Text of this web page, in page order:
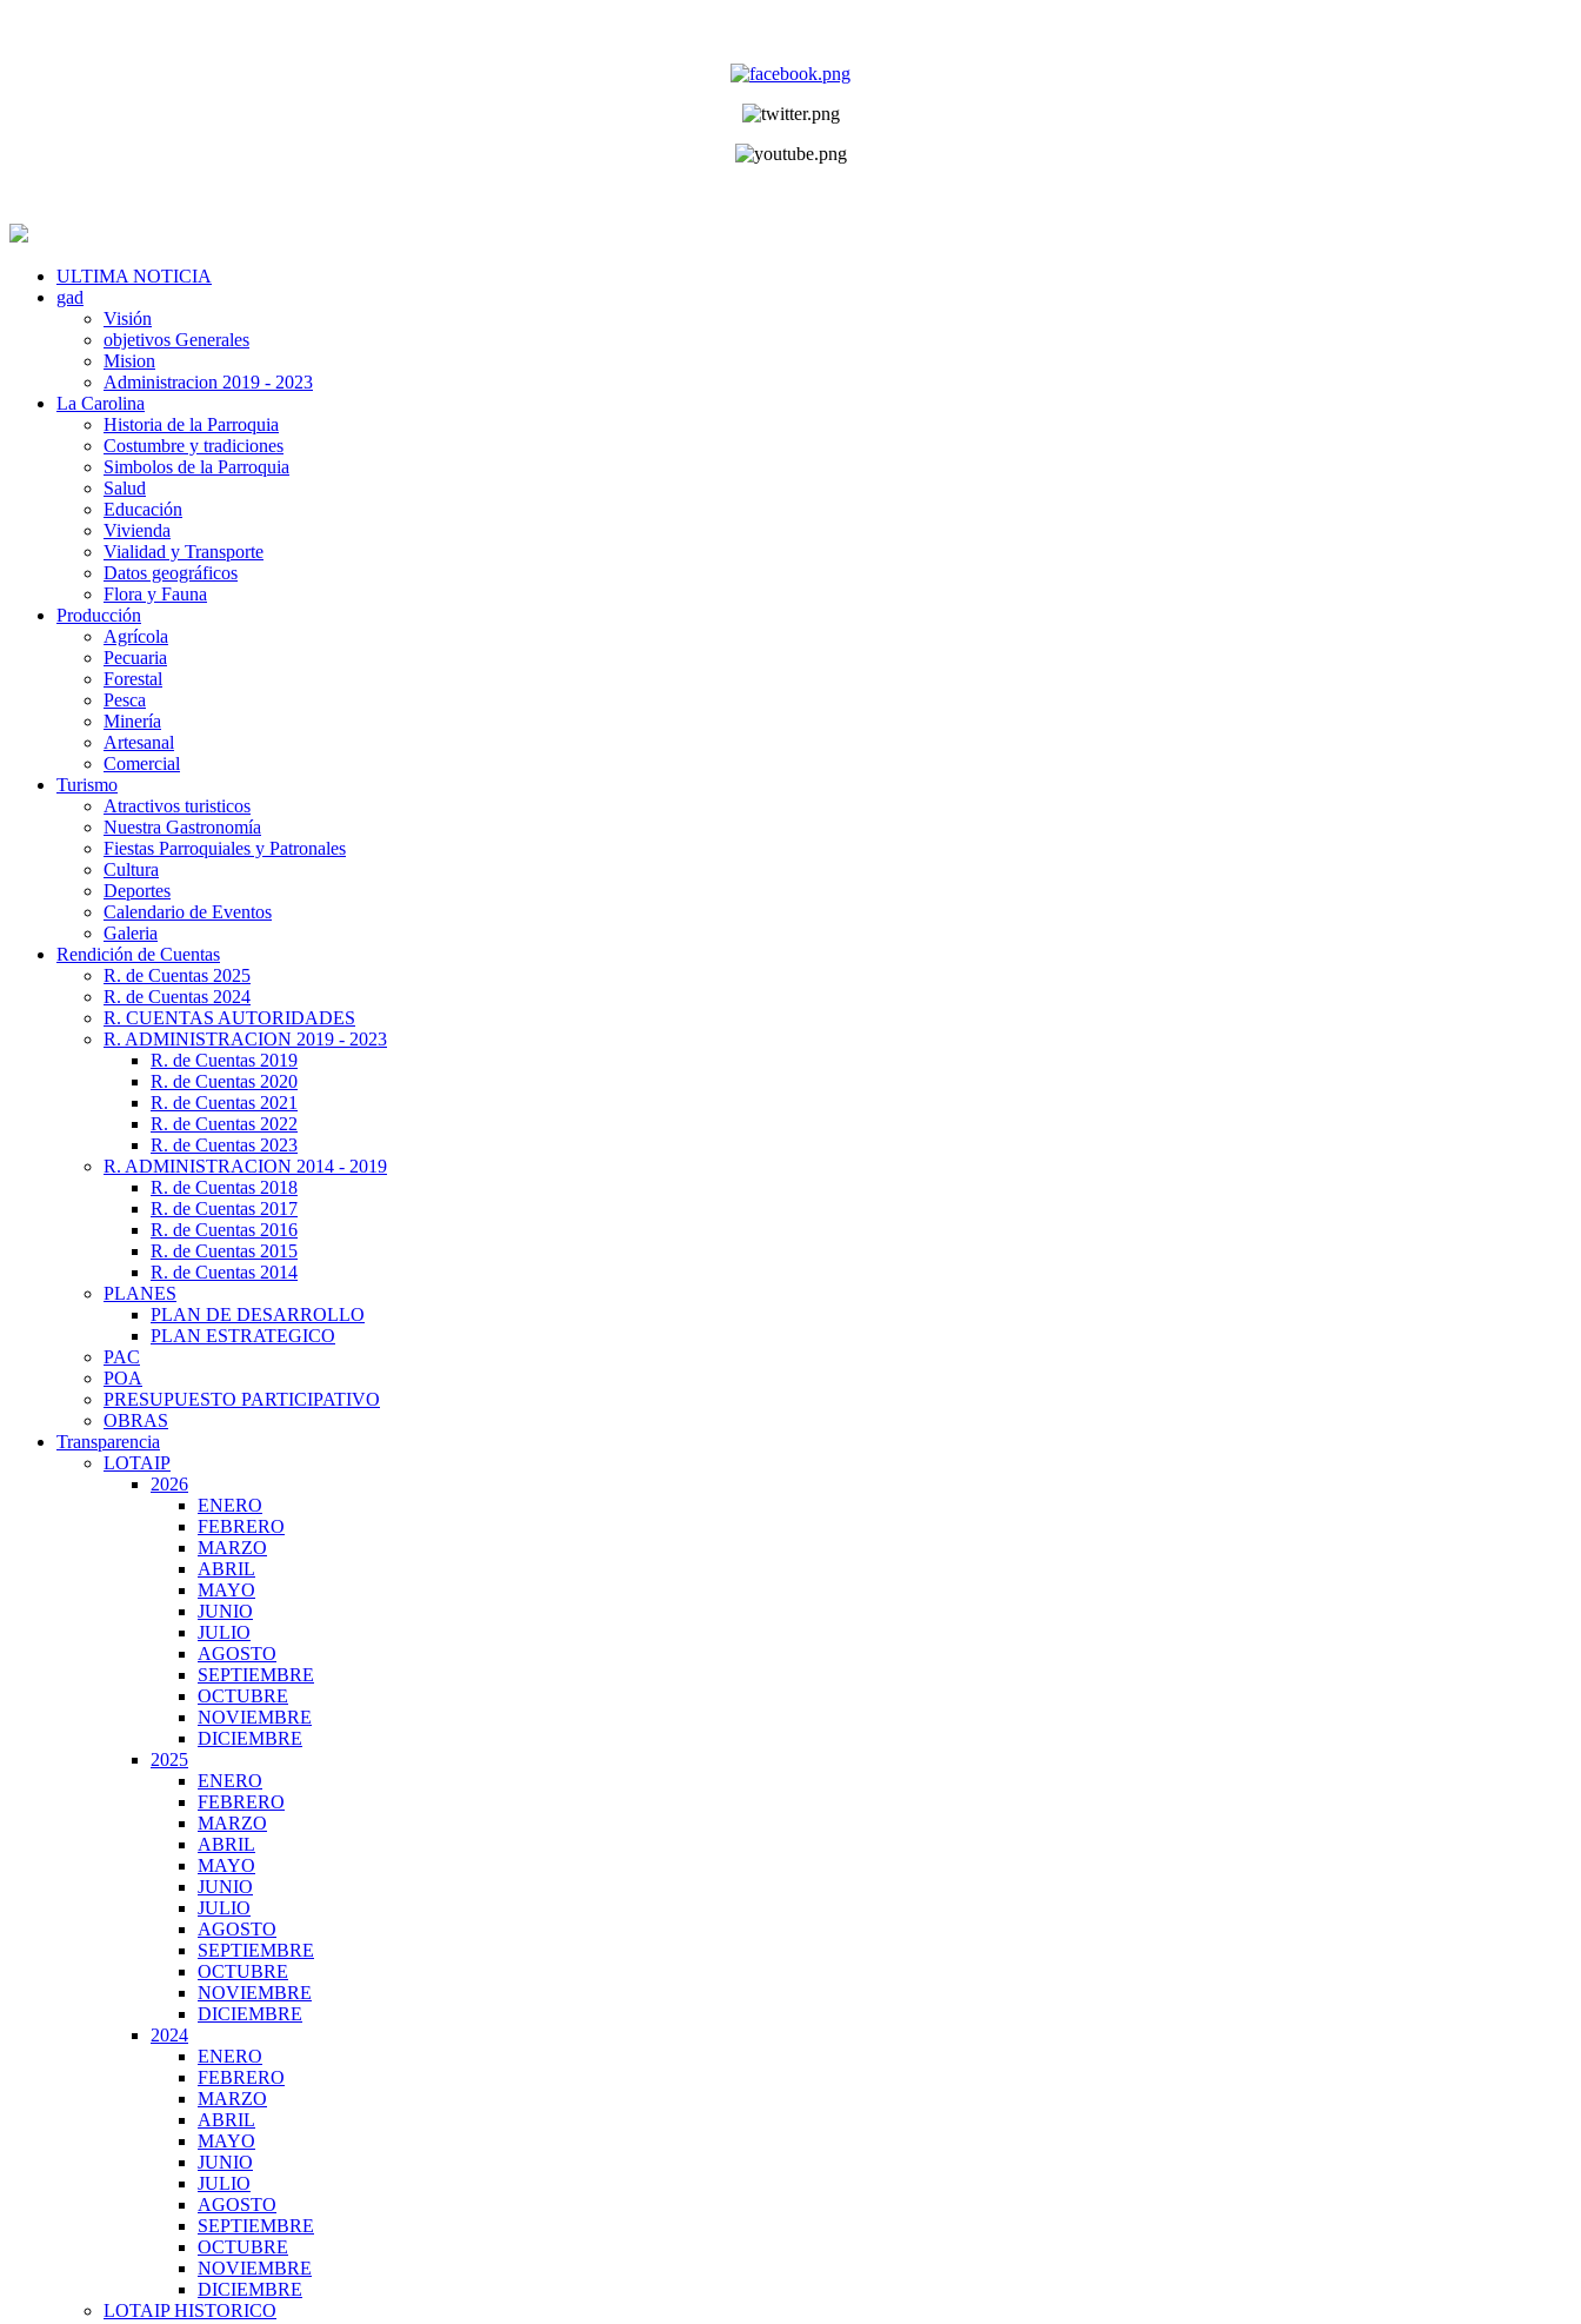
ULTIMA NOTICIA
gad
Visión
objetivos Generales
Mision
Administracion 2019 - 2023
La Carolina
Historia de la Parroquia
Costumbre y tradiciones
Simbolos de la Parroquia
Salud
Educación
Vivienda
Vialidad y Transporte
Datos geográficos
Flora y Fauna
Producción
Agrícola
Pecuaria
Forestal
Pesca
Minería
Artesanal
Comercial
Turismo
Atractivos turisticos
Nuestra Gastronomía
Fiestas Parroquiales y Patronales
Cultura
Deportes
Calendario de Eventos
Galeria
Rendición de Cuentas
R. de Cuentas 2025
R. de Cuentas 2024
R. CUENTAS AUTORIDADES
R. ADMINISTRACION 2019 - 2023
R. de Cuentas 2019
R. de Cuentas 2020
R. de Cuentas 2021
R. de Cuentas 2022
R. de Cuentas 2023
R. ADMINISTRACION 2014 - 2019
R. de Cuentas 2018
R. de Cuentas 2017
R. de Cuentas 2016
R. de Cuentas 2015
R. de Cuentas 2014
PLANES
PLAN DE DESARROLLO
PLAN ESTRATEGICO
PAC
POA
PRESUPUESTO PARTICIPATIVO
OBRAS
Transparencia
LOTAIP
2026
ENERO
FEBRERO
MARZO
ABRIL
MAYO
JUNIO
JULIO
AGOSTO
SEPTIEMBRE
OCTUBRE
NOVIEMBRE
DICIEMBRE
2025
ENERO
FEBRERO
MARZO
ABRIL
MAYO
JUNIO
JULIO
AGOSTO
SEPTIEMBRE
OCTUBRE
NOVIEMBRE
DICIEMBRE
2024
ENERO
FEBRERO
MARZO
ABRIL
MAYO
JUNIO
JULIO
AGOSTO
SEPTIEMBRE
OCTUBRE
NOVIEMBRE
DICIEMBRE
LOTAIP HISTORICO